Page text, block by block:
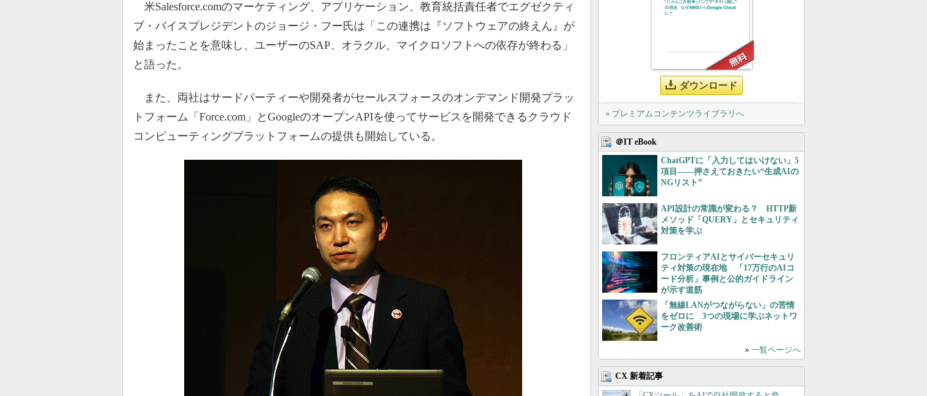
米Salesforce.comのマーケティング、アプリケーション、教育統括責任者でエグゼクティ
ブ・バイスプレジデントのジョージ・フー氏は「この連携は『ソフトウェアの終えん』が
始まったことを意味し、ユーザーのSAP、オラクル、マイクロソフトへの依存が終わる」
と語った。
また、両社はサードパーティーや開発者がセールスフォースのオンデマンド開発プラッ
トフォーム「Force.com」とGoogleのオープンAPIを使ってサービスを開発できるクラウド
コンピューティングプラットフォームの提供も開始している。
ダウンロード
» プレミアムコンテンツライブラリへ
＠IT eBook
ChatGPTに「入力してはいけない」5
項目――押さえておきたい“生成AIの
NGリスト”
API設計の常識が変わる？ HTTP新
メソッド「QUERY」とセキュリティ
対策を学ぶ
フロンティアAIとサイバーセキュリ
ティ対策の現在地 「17万行のAIコ
ード分析」事例と公的ガイドライン
が示す道筋
「無線LANがつながらない」の苦情
をゼロに 3つの現場に学ぶネットワ
ーク改善術
» 一覧ページへ
CX 新着記事